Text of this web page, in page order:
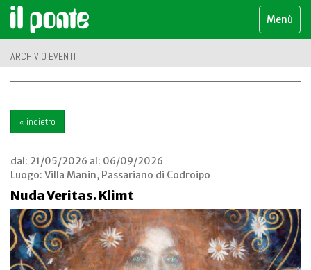
Menù
ARCHIVIO EVENTI
« indietro
dal: 21/05/2026 al: 06/09/2026
Luogo: Villa Manin, Passariano di Codroipo
Nuda Veritas. Klimt